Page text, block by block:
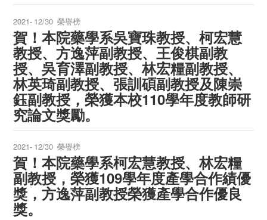
2021- 12/30 榮譽榜
賀！本院藥學系吳寶珠教授、柯宏慧
教授、方逸萍副教授、王俊棋副教
授、吳育澤副教授、林宏糧副教授、
林英琦副教授、張訓碩副教授及陳崇
鈺副教授，榮獲本校110學年度教師研
究論文獎勵。
2021- 12/30 榮譽榜
賀！本院藥學系柯宏慧教授、林宏糧
副教授，榮獲109學年度產學合作績優
獎，方逸萍副教授榮獲產學合作優良
獎。